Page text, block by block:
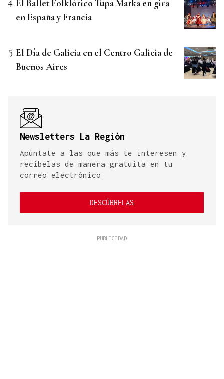
El Ballet Folklórico Tupa Marka en gira
en España y Francia
El Día de Galicia en el Centro Galicia de
Buenos Aires
Newsletters La Región
Apúntate a las que más te interesen y
recíbelas de manera gratuita en tu
correo electrónico
DESCÚBRELAS